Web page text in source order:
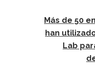
Más de 50
han
Lab